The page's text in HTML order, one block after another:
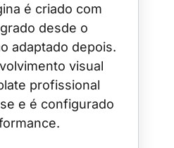
é criado com
desde o
adaptado depois.
visual
profissional
e é configurado